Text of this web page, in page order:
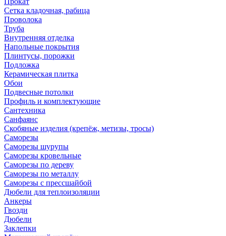
Сетка кладочная, рабица
Проволока
Труба
Внутренняя отделка
Напольные покрытия
Плинтусы, порожки
Подложка
Керамическая плитка
Обои
Подвесные потолки
Профиль и комплектующие
Сантехника
Санфаянс
Скобяные изделия (крепёж, метизы, тросы)
Саморезы
Саморезы шурупы
Саморезы кровельные
Саморезы по дереву
Саморезы по металлу
Саморезы с прессшайбой
Дюбели для теплоизоляции
Анкеры
Гвозди
Дюбели
Заклепки